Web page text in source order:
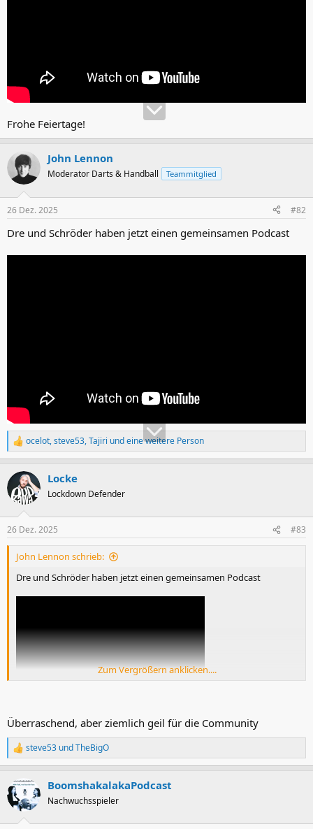
Frohe Feiertage!
John Lennon
Moderator Darts & Handball Teammitglied
26 Dez. 2025 #82
Dre und Schröder haben jetzt einen gemeinsamen Podcast
R
e
k
t
i
e
n
ocelot,steve53,Tajiri und eine weitere Person
Locke
Lockdown Defender
26 Dez. 2025 #83
John Lennon schrieb:
Dre und Schröder haben jetzt einen gemeinsamen Podcast
Zum Vergrößern anklicken....
Überraschend, aber ziemlich geil für die Community
R
e
k
t
i
steve53 undTheBigO
BoomshakalakaPodcast
Nachwuchsspieler